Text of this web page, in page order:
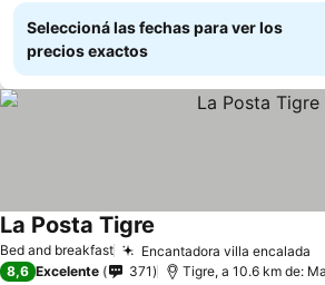
Seleccioná las fechas para ver los
precios exactos
Bed and breakfast Encantadora villa encalada
La Posta Tigre
8,6 Excelente 371 Tigre, a 10.6 km de: